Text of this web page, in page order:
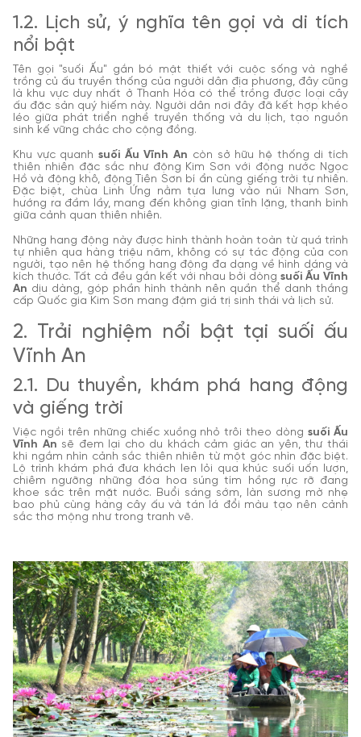
1.2. Lịch sử, ý nghĩa tên gọi và di tích
nổi bật
Tên gọi "suối Ấu" gắn bó mật thiết với cuộc sống và nghề
trồng củ ấu truyền thống của người dân địa phương, đây cũng
là khu vực duy nhất ở Thanh Hóa có thể trồng được loại cây
ấu đặc sản quý hiếm này. Người dân nơi đây đã kết hợp khéo
léo giữa phát triển nghề truyền thống và du lịch, tạo nguồn
sinh kế vững chắc cho cộng đồng.
Khu vực quanhsuối Ấu Vĩnh An còn sở hữu hệ thống di tích
thiên nhiên đặc sắc như động Kim Sơn với động nước Ngọc
Hồ và động khô, động Tiên Sơn bí ẩn cùng giếng trời tự nhiên.
Đặc biệt, chùa Linh Ứng nằm tựa lưng vào núi Nham Sơn,
hướng ra đầm lầy, mang đến không gian tĩnh lặng, thanh bình
giữa cảnh quan thiên nhiên.
Những hang động này được hình thành hoàn toàn từ quá trình
tự nhiên qua hàng triệu năm, không có sự tác động của con
người, tạo nên hệ thống hang động đa dạng về hình dáng và
kích thước. Tất cả đều gắn kết với nhau bởi dòng suối Ấu Vĩnh
An dịu dàng, góp phần hình thành nên quần thể danh thắng
cấp Quốc gia Kim Sơn mang đậm giá trị sinh thái và lịch sử.
2. Trải nghiệm nổi bật tại suối ấu
Vĩnh An
2.1. Du thuyền, khám phá hang động
và giếng trời
Việc ngồi trên những chiếc xuồng nhỏ trôi theo dòngsuối Ấu
Vĩnh An sẽ đem lại cho du khách cảm giác an yên, thư thái
khi ngắm nhìn cảnh sắc thiên nhiên từ một góc nhìn đặc biệt.
Lộ trình khám phá đưa khách len lỏi qua khúc suối uốn lượn,
chiêm ngưỡng những đóa hoa súng tím hồng rực rỡ đang
khoe sắc trên mặt nước. Buổi sáng sớm, làn sương mờ nhẹ
bao phủ cùng hàng cây ấu và tán lá đổi màu tạo nên cảnh
sắc thơ mộng như trong tranh vẽ.